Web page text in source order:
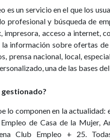
es un servicio en el que los
profesional y búsqueda de
impresora, acceso a internet,
información sobre ofertas
prensa nacional, local,
una de las bases del
gestionado?
lo componen en la actualidad:
de Casa de la Mujer,
Club Empleo + 25.